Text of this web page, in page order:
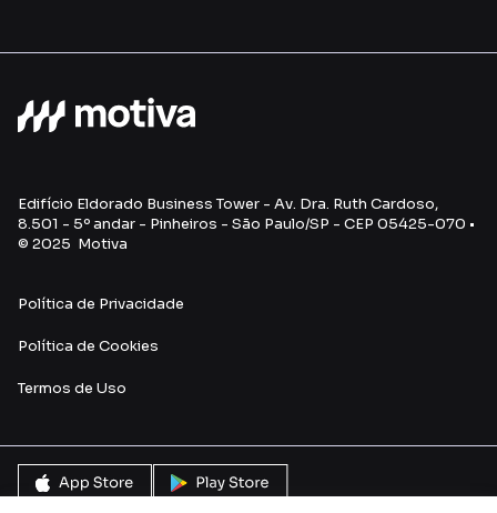
Edifício Eldorado Business Tower - Av. Dra. Ruth Cardoso,
8.501 - 5º andar - Pinheiros - São Paulo/SP - CEP 05425-070 •
© 2025 Motiva
Política de Privacidade
Política de Cookies
Termos de Uso